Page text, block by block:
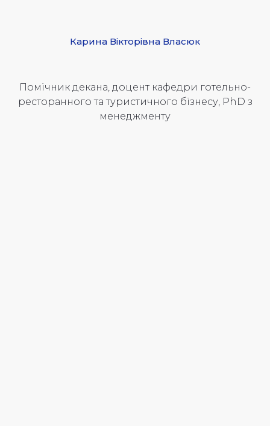
Карина Вікторівна Власюк
Помічник декана, доцент кафедри готельно-
ресторанного та туристичного бізнесу, PhD з
менеджменту